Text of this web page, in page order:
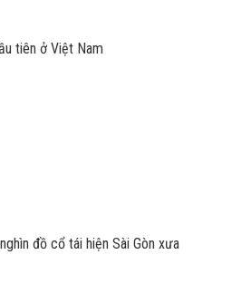
tiên ở Việt Nam
đồ cổ tái hiện Sài Gòn xưa